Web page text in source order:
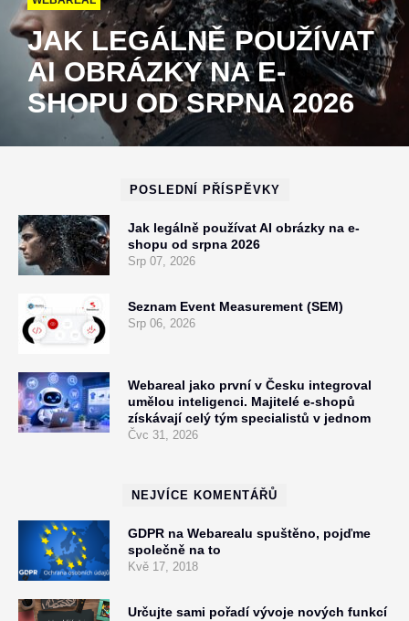
JAK LEGÁLNĚ POUŽÍVAT
AI OBRÁZKY NA E-
SHOPU OD SRPNA 2026
POSLEDNÍ PŘÍSPĚVKY
Jak legálně používat AI obrázky na e-
shopu od srpna 2026
Srp 07, 2026
Seznam Event Measurement (SEM)
Srp 06, 2026
Webareal jako první v Česku integroval
umělou inteligenci. Majitelé e-shopů
získávají celý tým specialistů v jednom
Čvc 31, 2026
NEJVÍCE KOMENTÁŘŮ
GDPR na Webarealu spuštěno, pojďme
společně na to
Kvě 17, 2018
Určujte sami pořadí vývoje nových funkcí